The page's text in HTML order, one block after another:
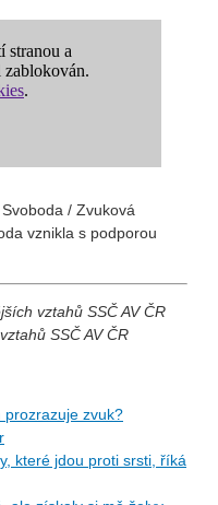
/ Zvuková
vznikla s podporou
vztahů SSČ AV ČR
SSČ AV ČR
prozrazuje zvuk?
které jdou proti srsti, říká